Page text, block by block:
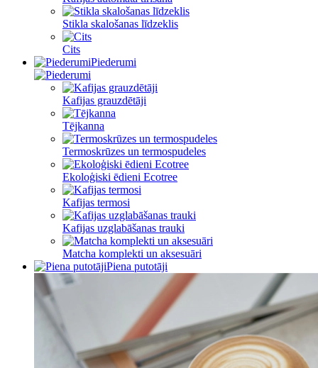
Stikla skalošanas līdzeklis
Cits
Piederumi
Kafijas grauzdētāji
Tējkanna
Termoskrūzes un termospudeles
Ekoloģiski ēdieni Ecotree
Kafijas termosi
Kafijas uzglabāšanas trauki
Matcha komplekti un aksesuāri
Piena putotāji